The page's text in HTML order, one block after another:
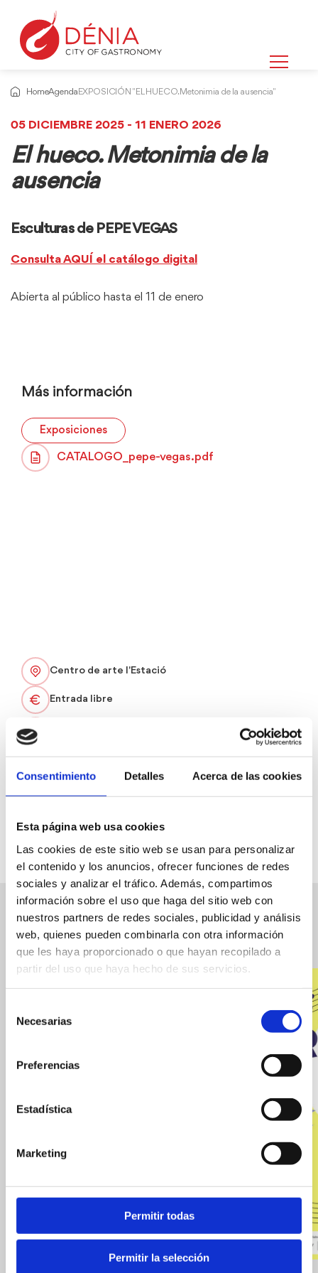
Consentimiento Detalles Acerca de las cookies
Esta página web usa cookies
Las cookies de este sitio web se usan para personalizar
el contenido y los anuncios, ofrecer funciones de redes
sociales y analizar el tráfico. Además, compartimos
información sobre el uso que haga del sitio web con
nuestros partners de redes sociales, publicidad y análisis
web, quienes pueden combinarla con otra información
que les haya proporcionado o que hayan recopilado a
partir del uso que haya hecho de sus servicios.
Necesarias
Preferencias
Estadística
Marketing
Permitir todas
Permitir la selección
HomeAgenda EXPOSICIÓN "EL HUECO. Metonimia de la ausencia"
05 DICIEMBRE 2025 - 11 ENERO 2026
El hueco. Metonimia de la
ausencia
Esculturas de PEPE VEGAS
Consulta AQUÍ el catálogo digital
Abierta al público hasta el 11 de enero
Más información
Exposiciones
CATALOGO_pepe-vegas.pdf
Centro de arte l'Estació
Entrada libre
Eventos relacionados
Ver
los
Eventos
relacionados